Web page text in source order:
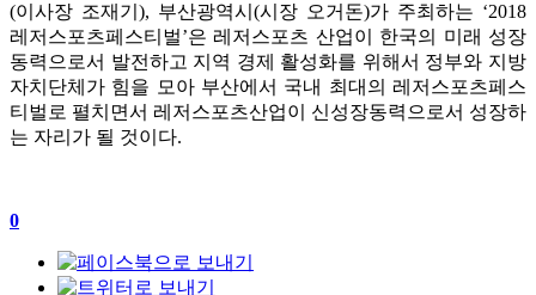
(이사장 조재기), 부산광역시(시장 오거돈)가 주최하는 ‘2018
레저스포츠페스티벌’은 레저스포츠 산업이 한국의 미래 성장
동력으로서 발전하고 지역 경제 활성화를 위해서 정부와 지방
자치단체가 힘을 모아 부산에서 국내 최대의 레저스포츠페스
티벌로 펼치면서 레저스포츠산업이 신성장동력으로서 성장하
는 자리가 될 것이다.
0